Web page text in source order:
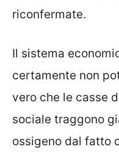
riconfermate.
Il sistema
certamente non
vero che le casse
sociale traggono
ossigeno dal fatto